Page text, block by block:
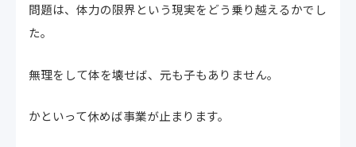
問題は、体力の限界という現実をどう乗り越えるかでし
た。
無理をして体を壊せば、元も子もありません。
かといって休めば事業が止まります。